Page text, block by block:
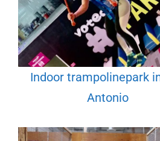
Indoor trampolinepark
Antonio